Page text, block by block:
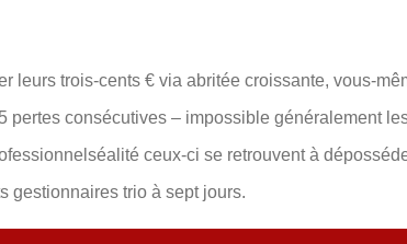
leurs trois-cents € via abritée croissante, vous-
consécutives – impossible généralement
ceux-ci se retrouvent à
gestionnaires trio à sept jours.